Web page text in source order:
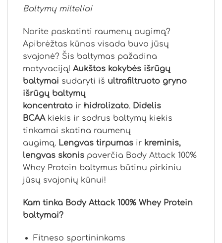
Baltymų milteliai
Norite paskatinti raumenų augimą?
Apibrėžtas kūnas visada buvo jūsų
svajonė? Šis baltymas pažadina
motyvaciją! Aukštos kokybės išrūgų
baltymai sudaryti iš ultrafiltruoto gryno
išrūgų baltymų
koncentrato ir hidrolizato. Didelis
BCAAkiekis ir sodrus baltymų kiekis
tinkamai skatina raumenų
augimą. Lengvas tirpumas ir kreminis,
lengvas skonis paverčia Body Attack 100%
Whey Protein baltymus būtinu pirkiniu
jūsų svajonių kūnui!
Kam tinka Body Attack 100% Whey Protein
baltymai?
Fitneso sportininkams